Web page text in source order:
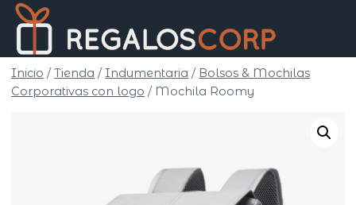
Saltar
contenido
Inicio / Tienda / Indumentaria / Bolsos & Mochilas
Corporativas con logo / Mochila Roomy